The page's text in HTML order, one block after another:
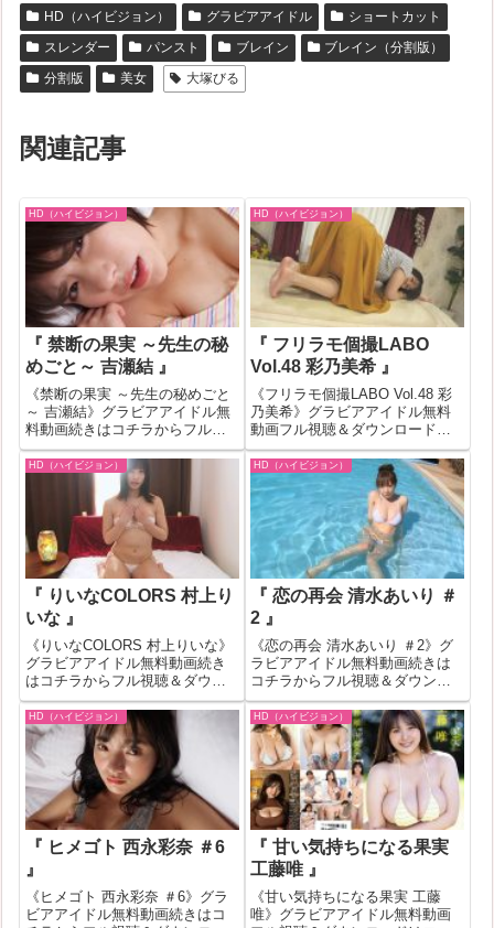
HD（ハイビジョン） グラビアアイドル
ショートカット
スレンダー
パンスト ブレイン
ブレイン（分割版）
分割版
美女 大塚びる
関連記事
HD（ハイビジョン）
『 禁断の果実 ～先生の秘
めごと～ 吉瀬結 』
《禁断の果実 ～先生の秘めごと
～ 吉瀬結》グラビアアイドル無
料動画続きはコチラからフル視
聴＆ダウンロードはコチラへ
『禁断の果実 ～先生の秘めごと
～ 吉瀬結』の作品IDが468663の
グラビアアイドル無料動画紹
介！一部作品はお試し無料動画
が見...
HD（ハイビジョン）
『 フリラモ個撮LABO
Vol.48 彩乃美希 』
《フリラモ個撮LABO Vol.48 彩
乃美希》グラビアアイドル無料
動画フル視聴＆ダウンロードは
コチラへ『フリラモ個撮LABO
Vol.48 彩乃美希』の作品IDが
449067のグラビアアイドル無料
動画紹介！一部作品はお試し無
料動画が見れな...
HD（ハイビジョン）
『 りいなCOLORS 村上り
いな 』
《りいなCOLORS 村上りいな》
グラビアアイドル無料動画続き
はコチラからフル視聴＆ダウン
ロードはコチラへ『りいな
COLORS 村上りいな』の作品ID
が402869のグラビアアイドル無
料動画紹介！一部作品はお試し
無料動画が見れない場合もあ
り...
HD（ハイビジョン）
『 恋の再会 清水あいり ＃
2 』
《恋の再会 清水あいり ＃2》グ
ラビアアイドル無料動画続きは
コチラからフル視聴＆ダウンロ
ードはコチラへ『恋の再会 清水
あいり ＃2』の作品IDが511155
のグラビアアイドル無料動画紹
介！一部作品はお試し無料動画
が見れない場合もあります。
そ...
HD（ハイビジョン）
『 ヒメゴト 西永彩奈 ＃6
』
《ヒメゴト 西永彩奈 ＃6》グラ
ビアアイドル無料動画続きはコ
HD（ハイビジョン）
『 甘い気持ちになる果実
工藤唯 』
《甘い気持ちになる果実 工藤
唯》グラビアアイドル無料動画